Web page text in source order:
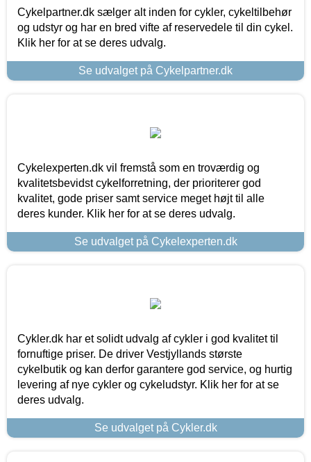
Cykelpartner.dk sælger alt inden for cykler, cykeltilbehør
og udstyr og har en bred vifte af reservedele til din cykel.
Klik her for at se deres udvalg.
Se udvalget på Cykelpartner.dk
Cykelexperten.dk vil fremstå som en troværdig og
kvalitetsbevidst cykelforretning, der prioriterer god
kvalitet, gode priser samt service meget højt til alle
deres kunder. Klik her for at se deres udvalg.
Se udvalget på Cykelexperten.dk
Cykler.dk har et solidt udvalg af cykler i god kvalitet til
fornuftige priser. De driver Vestjyllands største
cykelbutik og kan derfor garantere god service, og hurtig
levering af nye cykler og cykeludstyr. Klik her for at se
deres udvalg.
Se udvalget på Cykler.dk